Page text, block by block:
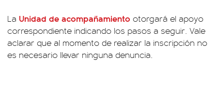
La Unidad de acompañamiento otorgará el apoyo
correspondiente indicando los pasos a seguir. Vale
aclarar que al momento de realizar la inscripción no
es necesario llevar ninguna denuncia.